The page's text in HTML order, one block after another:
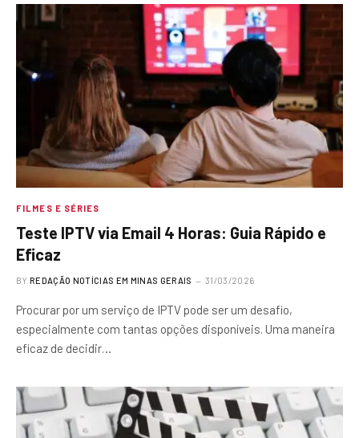
FILMES E SÉRIES
Teste IPTV via Email 4 Horas: Guia Rápido e
Eficaz
BY REDAÇÃO NOTÍCIAS EM MINAS GERAIS 31/03/2026
Procurar por um serviço de IPTV pode ser um desafio,
especialmente com tantas opções disponíveis. Uma maneira
eficaz de decidir…